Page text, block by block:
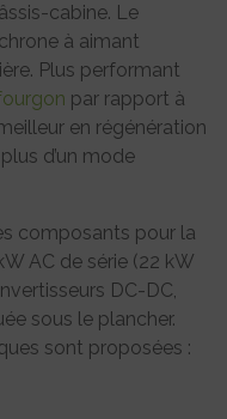
cabine. Le
à aimant
Plus performant
par rapport à
en régénération
d’un mode
composants pour la
AC de série (22 kW
DC-DC,
sous le plancher.
sont proposées :